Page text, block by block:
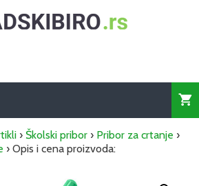
› Školski pribor › Pribor za crtanje ›
› Opis i cena proizvoda: